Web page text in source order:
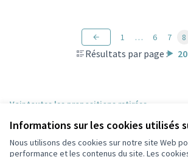
Informations sur les cookies utilisés
Nous utilisons des cookies sur notre site Web
performance et les contenus du site. Les
Résultats par page : 20
1 … 6 7 8
Voir toutes les propositions retirées
Conditions d'utilisation